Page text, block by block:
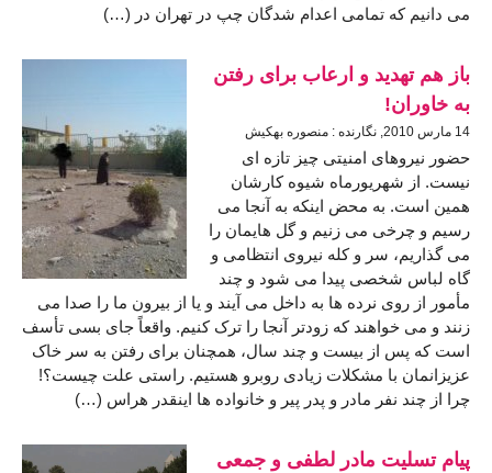
می دانیم که تمامی اعدام شدگان چپ در تهران در (…)
باز هم تهدید و ارعاب برای رفتن
به خاوران!
14 مارس 2010, نگارنده : منصوره بهکیش
حضور نیروهای امنیتی چیز تازه ای
نیست. از شهریورماه شیوه کارشان
همین است. به محض اینکه به آنجا می
رسیم و چرخی می زنیم و گل هایمان را
می گذاریم، سر و کله نیروی انتظامی و
گاه لباس شخصی پیدا می شود و چند
مأمور از روی نرده ها به داخل می آیند و یا از بیرون ما را صدا می
زنند و می خواهند که زودتر آنجا را ترک کنیم. واقعاً جای بسی تأسف
است که پس از بیست و چند سال، همچنان برای رفتن به سر خاک
عزیزانمان با مشکلات زیادی روبرو هستیم. راستی علت چیست؟!
چرا از چند نفر مادر و پدر پیر و خانواده ها اینقدر هراس (…)
پيام تسليت مادر لطفی و جمعی